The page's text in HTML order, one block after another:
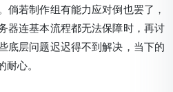
倘若制作组有能力应对倒也罢了，
器连基本流程都无法保障时，再讨
底层问题迟迟得不到解决，当下的
心。